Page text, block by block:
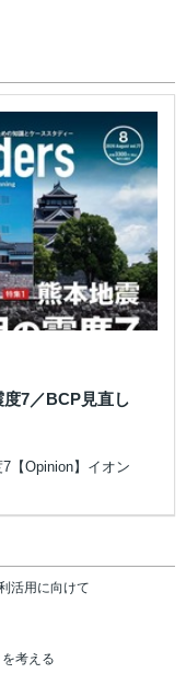
7／BCP見直し
【Opinion】イオン
活用に向けて
考える